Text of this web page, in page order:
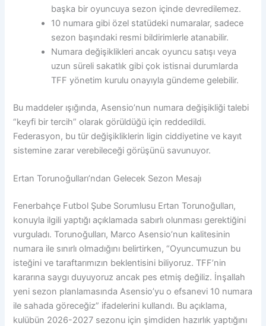
başka bir oyuncuya sezon içinde devredilemez.
10 numara gibi özel statüdeki numaralar, sadece
sezon başındaki resmi bildirimlerle atanabilir.
Numara değişiklikleri ancak oyuncu satışı veya
uzun süreli sakatlık gibi çok istisnai durumlarda
TFF yönetim kurulu onayıyla gündeme gelebilir.
Bu maddeler ışığında, Asensio’nun numara değişikliği talebi
“keyfi bir tercih” olarak görüldüğü için reddedildi.
Federasyon, bu tür değişikliklerin ligin ciddiyetine ve kayıt
sistemine zarar verebileceği görüşünü savunuyor.
Ertan Torunoğulları’ndan Gelecek Sezon Mesajı
Fenerbahçe Futbol Şube Sorumlusu Ertan Torunoğulları,
konuyla ilgili yaptığı açıklamada sabırlı olunması gerektiğini
vurguladı. Torunoğulları, Marco Asensio’nun kalitesinin
numara ile sınırlı olmadığını belirtirken, “Oyuncumuzun bu
isteğini ve taraftarımızın beklentisini biliyoruz. TFF’nin
kararına saygı duyuyoruz ancak pes etmiş değiliz. İnşallah
yeni sezon planlamasında Asensio’yu o efsanevi 10 numara
ile sahada göreceğiz” ifadelerini kullandı. Bu açıklama,
kulübün 2026-2027 sezonu için şimdiden hazırlık yaptığını